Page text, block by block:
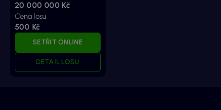
20 000 000 Kč
Cena losu
500 Kč
SETŘIT ONLINE
DETAIL LOSU